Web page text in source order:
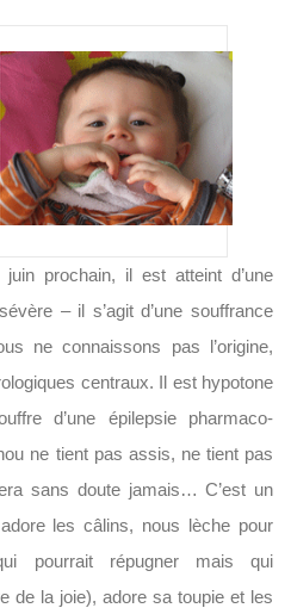
prochain, il est atteint d’une
– il s’agit d’une souffrance
ne connaissons pas l’origine,
centraux. Il est hypotone
d’une épilepsie pharmaco-
ne tient pas assis, ne tient pas
sans doute jamais… C’est un
les câlins, nous lèche pour
pourrait répugner mais qui
de la joie), adore sa toupie et les